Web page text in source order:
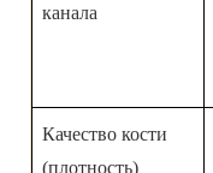
канала
Качество кости
(плотность)